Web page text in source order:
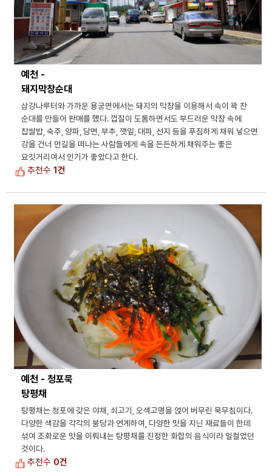
예천 -
돼지막창순대
삼강나루터와 가까운 용궁면에서는 돼지의 막창을 이용해서 속이 꽉 찬
순대를 만들어 판매를 했다. 껍질이 도톰하면서도 부드러운 막창 속에
찹쌀밥, 숙주, 양파, 당면, 부추, 깻잎, 대파, 선지 등을 푸짐하게 채워 넣으면
강을 건너 먼길을 떠나는 사람들에게 속을 든든하게 채워주는 좋은
요깃거리여서 인기가 좋았다고 한다.
추천수1건
예천 - 청포묵
탕평채
탕평채는 청포에 갖은 야채, 쇠고기, 오색고명을 얹어 버무린 묵무침이다.
다양한 색감을 각각의 붕당과 연계하여, 다양한 맛을 지닌 재료들이 한데
섞여 조화로운 맛을 이뤄내는 탕평채를 진정한 화합의 음식이라 일컬었던
것이다.
추천수 0건